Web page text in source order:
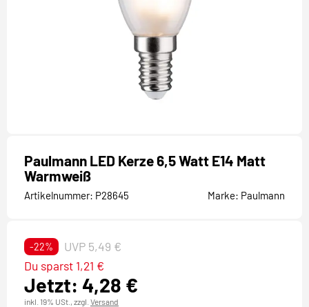
Paulmann LED Kerze 6,5 Watt E14 Matt
Warmweiß
Artikelnummer: P28645 Marke: Paulmann
-22% UVP 5,49 €
Jetzt: 4,28 €
Du sparst 1,21 €
inkl. 19% USt., zzgl. Versand